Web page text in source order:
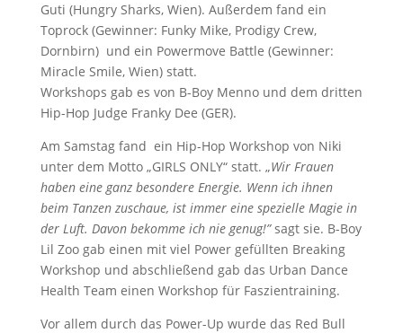
Guti (Hungry Sharks, Wien). Außerdem fand ein
Toprock (Gewinner: Funky Mike, Prodigy Crew,
Dornbirn) und ein Powermove Battle (Gewinner:
Miracle Smile, Wien) statt.
Workshops gab es von B-Boy Menno und dem dritten
Hip-Hop Judge Franky Dee (GER).
Am Samstag fand ein Hip-Hop Workshop von Niki
unter dem Motto „GIRLS ONLY“ statt. „Wir Frauen
haben eine ganz besondere Energie. Wenn ich ihnen
beim Tanzen zuschaue, ist immer eine spezielle Magie in
der Luft. Davon bekomme ich nie genug!”sagt sie. B-Boy
Lil Zoo gab einen mit viel Power gefüllten Breaking
Workshop und abschließend gab das Urban Dance
Health Team einen Workshop für Faszientraining.
Vor allem durch das Power-Up wurde das Red Bull